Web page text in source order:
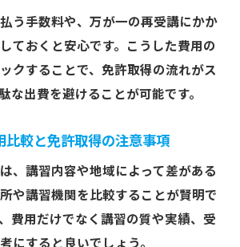
う手数料や、万が一の再受講にかか
ておくと安心です。こうした費用の
クすることで、免許取得の流れがス
な出費を避けることが可能です。
比較と免許取得の注意事項
、講習内容や地域によって差がある
や講習機関を比較することが賢明で
費用だけでなく講習の質や実績、受
にすると良いでしょう。